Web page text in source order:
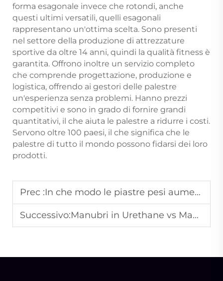
forma esagonale invece che rotondi, anche
questi ultimi versatili, quelli esagonali
rappresentano un'ottima scelta. Sono presenti
nel settore della produzione di attrezzature
sportive da oltre 14 anni, quindi la qualità fitness è
garantita. Offrono inoltre un servizio completo
che comprende progettazione, produzione e
logistica, offrendo ai gestori delle palestre
un'esperienza senza problemi. Hanno prezzi
competitivi e sono in grado di fornire grandi
quantitativi, il che aiuta le palestre a ridurre i costi.
Servono oltre 100 paesi, il che significa che le
palestre di tutto il mondo possono fidarsi dei loro
prodotti.
Prec :In che modo le piastre pesi aumentano la flessibilità dell'allenamento nelle palestre?
Successivo:Manubri in Urethane vs Manubri in Gomma: Quali Sono Migliori per le Palestre?